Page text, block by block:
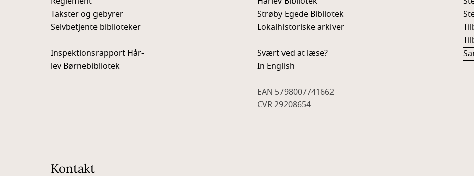
Takster og gebyrer
Selvbetjente biblioteker
Inspektionsrapport Hår-
lev Børnebibliotek
Strøby Egede Bibliotek
Lokalhistoriske arkiver
Svært ved at læse?
In English
EAN 5798007741662
CVR 29208654
Kontakt